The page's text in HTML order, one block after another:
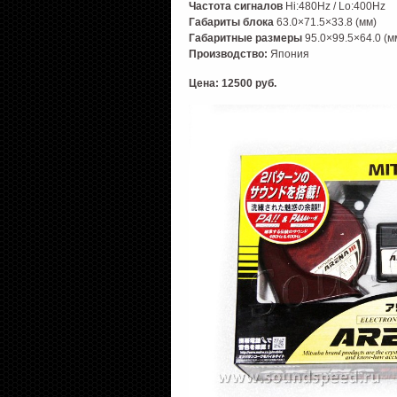
Частота сигналов Hi:480Hz / Lo:400Hz
Габариты блока 63.0×71.5×33.8 (мм)
Габаритные размеры 95.0×99.5×64.0
Производство: Япония
Цена: 12500 руб.